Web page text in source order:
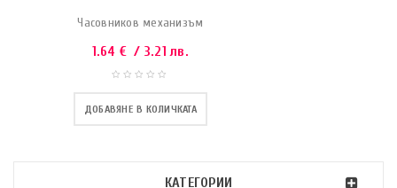
КАТЕГОРИИ
Часовников механизъм
1.64 € / 3.21 лв.
ДОБАВЯНЕ В КОЛИЧКАТА